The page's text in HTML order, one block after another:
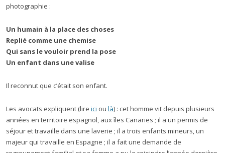
photographie :
Un humain à la place des choses
Replié comme une chemise
Qui sans le vouloir prend la pose
Un enfant dans une valise
Il reconnut que c’était son enfant.
Les avocats expliquent (lire ici ou là) : cet homme vit depuis plusieurs
années en territoire espagnol, aux îles Canaries ; il a un permis de
séjour et travaille dans une laverie ; il a trois enfants mineurs, un
majeur qui travaille en Espagne ; il a fait une demande de